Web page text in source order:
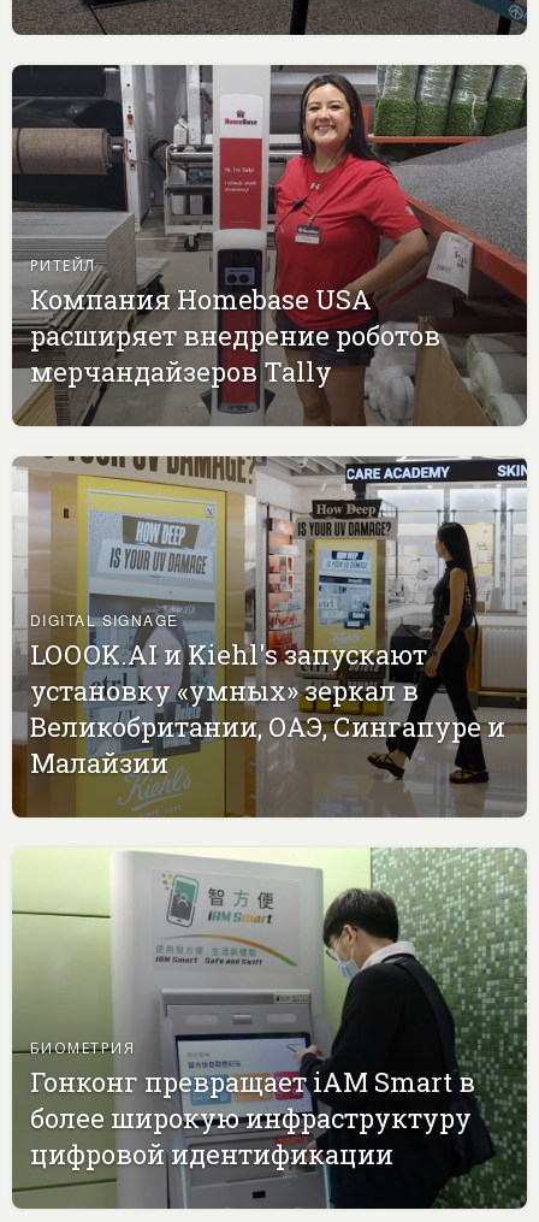
РИТЕЙЛ
Компания Homebase USA
расширяет внедрение роботов
мерчандайзеров Tally
DIGITAL SIGNAGE
LOOOK.AI и Kiehl's запускают
установку «умных» зеркал в
Великобритании, ОАЭ, Сингапуре и
Малайзии
БИОМЕТРИЯ
Гонконг превращает iAM Smart в
более широкую инфраструктуру
цифровой идентификации